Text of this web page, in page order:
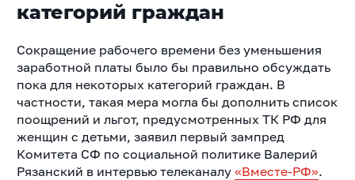
категорий граждан
Сокращение рабочего времени без уменьшения
заработной платы было бы правильно обсуждать
пока для некоторых категорий граждан. В
частности, такая мера могла бы дополнить список
поощрений и льгот, предусмотренных ТК РФ для
женщин с детьми, заявил первый зампред
Комитета СФ по социальной политике Валерий
Рязанский в интервью телеканалу «Вместе-РФ».